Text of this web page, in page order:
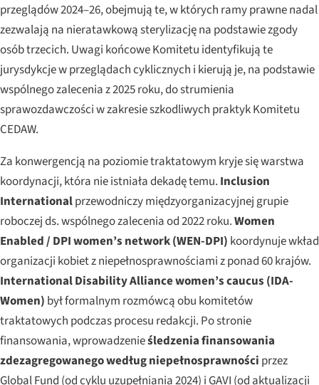
przeglądów 2024–26, obejmują te, w których ramy prawne nadal
zezwalają na nieratawkową sterylizację na podstawie zgody
osób trzecich. Uwagi końcowe Komitetu identyfikują te
jurysdykcje w przeglądach cyklicznych i kierują je, na podstawie
wspólnego zalecenia z 2025 roku, do strumienia
sprawozdawczości w zakresie szkodliwych praktyk Komitetu
CEDAW.
Za konwergencją na poziomie traktatowym kryje się warstwa
koordynacji, która nie istniała dekadę temu. Inclusion
Internationalprzewodniczy międzyorganizacyjnej grupie
roboczej ds. wspólnego zalecenia od 2022 roku.Women
Enabled / DPI women’s network (WEN-DPI) koordynuje wkład
organizacji kobiet z niepełnosprawnościami z ponad 60 krajów.
International Disability Alliance women’s caucus (IDA-
Women) był formalnym rozmówcą obu komitetów
traktatowych podczas procesu redakcji. Po stronie
finansowania, wprowadzenieśledzenia finansowania
zdezagregowanego według niepełnosprawności przez
Global Fund (od cyklu uzupełniania 2024) i GAVI (od aktualizacji